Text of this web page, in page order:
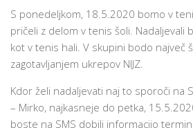
S ponedeljkom, 18.5.2020 bomo v
pričeli z delom v tenis šoli. Nadaljevali
kot v tenis hali. V skupini bodo največ
zagotavljanjem ukrepov NIJZ.
Kdor želi nadaljevati naj to sporoči na
– Mirko, najkasneje do petka,
boste na SMS dobili informacijo